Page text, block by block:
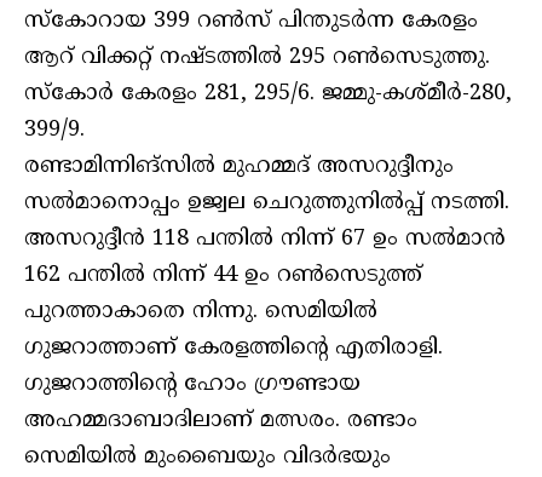
സ്‌കോറായ 399 റണ്‍സ് പിന്തുടര്‍ന്ന കേരളം
ആറ് വിക്കറ്റ് നഷ്ടത്തില്‍ 295 റണ്‍സെടുത്തു.
സ്‌കോര്‍ കേരളം 281, 295/6. ജമ്മു-കശ്മീര്‍-280,
399/9.
രണ്ടാമിന്നിങ്‌സില്‍ മുഹമ്മദ് അസറുദ്ദീനും
സല്‍മാനൊപ്പം ഉജ്വല ചെറുത്തുനില്‍പ്പ് നടത്തി.
അസറുദ്ദീന്‍ 118 പന്തില്‍ നിന്ന് 67 ഉം സല്‍മാന്‍
162 പന്തില്‍ നിന്ന് 44 ഉം റണ്‍സെടുത്ത്
പുറത്താകാതെ നിന്നു. സെമിയില്‍
ഗുജറാത്താണ് കേരളത്തിന്റെ എതിരാളി.
ഗുജറാത്തിന്റെ ഹോം ഗ്രൗണ്ടായ
അഹമ്മദാബാദിലാണ് മത്സരം. രണ്ടാം
സെമിയില്‍ മുംബൈയും വിദര്‍ഭയും